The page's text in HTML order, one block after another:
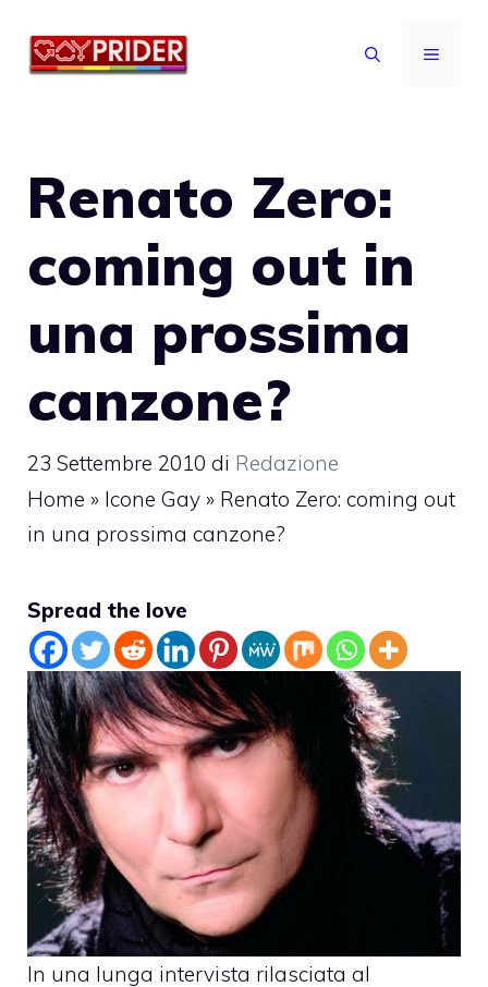
MENU
Renato Zero:
coming out in
una prossima
canzone?
23 Settembre 2010 di Redazione
Home » Icone Gay » Renato Zero: coming out
in una prossima canzone?
Spread the love
In una lunga intervista rilasciata al